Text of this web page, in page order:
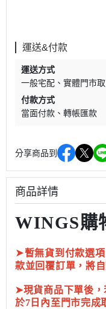
運送&付款
運送方式
一般宅配
實體門市
付款方式
當面付款
轉帳匯款
分享商品到
商品詳情
WINGS購
➤暫無貨到付款選
款並回覆訂單，將
➤現貨商品下單後，
於7日內至門市完成